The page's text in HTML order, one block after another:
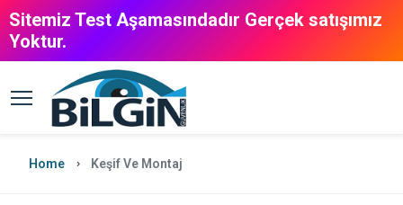
Sitemiz Test Aşamasındadır Gerçek satışımız
Yoktur.
Home Keşif Ve Montaj